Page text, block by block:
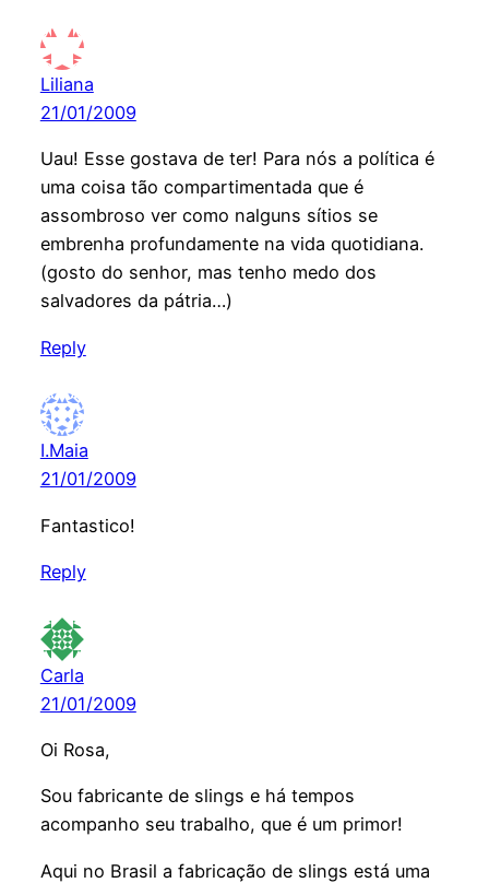
Liliana
21/01/2009
Uau! Esse gostava de ter! Para nós a política é
uma coisa tão compartimentada que é
assombroso ver como nalguns sítios se
embrenha profundamente na vida quotidiana.
(gosto do senhor, mas tenho medo dos
salvadores da pátria…)
Reply
I.Maia
21/01/2009
Fantastico!
Reply
Carla
21/01/2009
Oi Rosa,
Sou fabricante de slings e há tempos
acompanho seu trabalho, que é um primor!
Aqui no Brasil a fabricação de slings está uma